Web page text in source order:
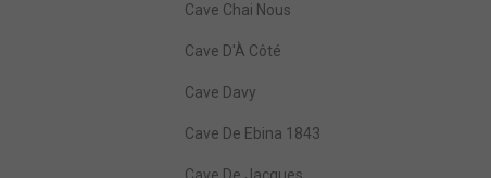
Cave Chai Nous
Cave D'À Côté
Cave Davy
Cave De Ebina 1843